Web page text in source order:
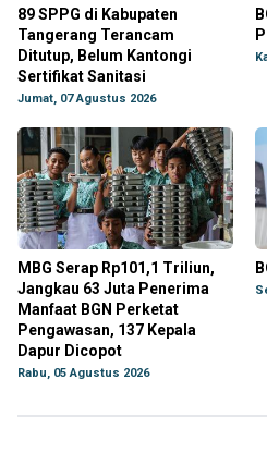
89 SPPG di Kabupaten
Tangerang Terancam
Ditutup, Belum Kantongi
Sertifikat Sanitasi
Jumat, 07 Agustus 2026
MBG Serap Rp101,1 Triliun,
Jangkau 63 Juta Penerima
Manfaat BGN Perketat
Pengawasan, 137 Kepala
Dapur Dicopot
Rabu, 05 Agustus 2026